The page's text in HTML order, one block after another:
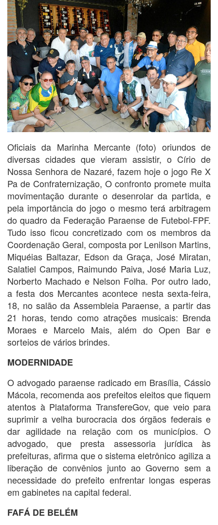
Oficiais da Marinha Mercante (foto) oriundos de
diversas cidades que vieram assistir, o Círio de
Nossa Senhora de Nazaré, fazem hoje o jogo Re X
Pa de Confraternização, O confronto promete muita
movimentação durante o desenrolar da partida, e
pela importância do jogo o mesmo terá arbitragem
do quadro da Federação Paraense de Futebol-FPF.
Tudo isso ficou concretizado com os membros da
Coordenação Geral, composta por Lenilson Martins,
Miquéias Baltazar, Edson da Graça, José Miratan,
Salatiel Campos, Raimundo Paiva, José Maria Luz,
Norberto Machado e Nelson Folha. Por outro lado,
a festa dos Mercantes acontece nesta sexta-feira,
18, no salão da Assembleia Paraense, a partir das
21 horas, tendo como atrações musicais: Brenda
Moraes e Marcelo Mais, além do Open Bar e
sorteios de vários brindes.
MODERNIDADE
O advogado paraense radicado em Brasília, Cássio
Mácola, recomenda aos prefeitos eleitos que fiquem
atentos à Plataforma TransfereGov, que veio para
suprimir a velha burocracia dos órgãos federais e
dar agilidade na relação com os municípios. O
advogado, que presta assessoria jurídica às
prefeituras, afirma que o sistema eletrônico agiliza a
liberação de convênios junto ao Governo sem a
necessidade do prefeito enfrentar longas esperas
em gabinetes na capital federal.
FAFÁ DE BELÉM